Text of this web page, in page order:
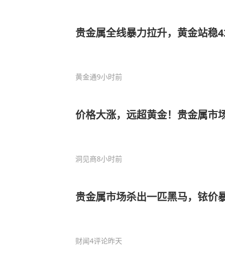
贵金属全线暴力拉升，黄金站稳
黄金通9小时前
价格大涨，远超黄金！贵金属市
洞见商8小时前
贵金属市场杀出一匹黑马，铱价
财闻4评论昨天